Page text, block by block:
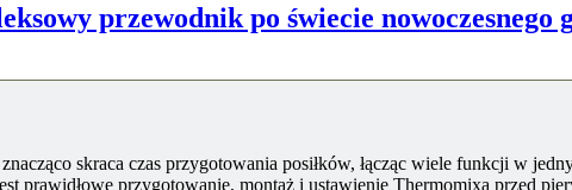
przewodnik po świecie nowoczesnego
skraca czas przygotowania posiłków, łącząc wiele funkcji w
prawidłowe przygotowanie, montaż i ustawienie Thermomixa przed